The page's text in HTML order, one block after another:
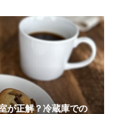
が正解？冷蔵庫での